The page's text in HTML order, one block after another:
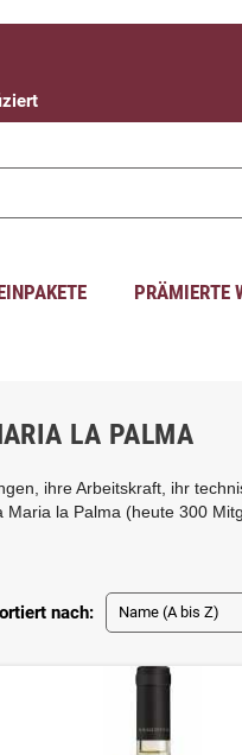
PRÄMIERTE
LA PALMA
ihre Arbeitskraft, ihr
la Palma (heute 300
nach: Name (A bis Z)